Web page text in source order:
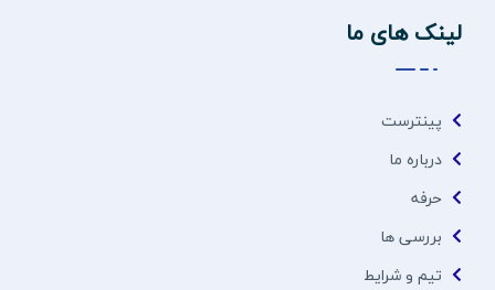
لینک های ما
پینترست
درباره ما
حرفه
بررسی ها
تیم و شرایط